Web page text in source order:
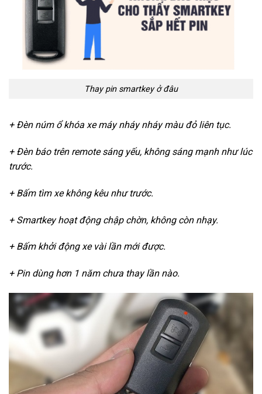
Thay pin smartkey ở đâu
+ Đèn núm ổ khóa xe máy nháy nháy màu đỏ liên tục.
+ Đèn báo trên remote sáng yếu, không sáng mạnh như lúc
trước.
+ Bấm tìm xe không kêu như trước.
+ Smartkey hoạt động chập chờn, không còn nhạy.
+ Bấm khởi động xe vài lần mới được.
+ Pin dùng hơn 1 năm chưa thay lần nào.